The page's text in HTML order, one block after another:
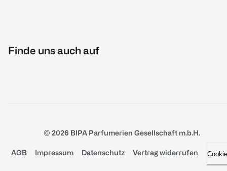
Finde uns auch auf
© 2026 BIPA Parfumerien Gesellschaft m.b.H.
AGB Impressum Datenschutz Vertrag widerrufen